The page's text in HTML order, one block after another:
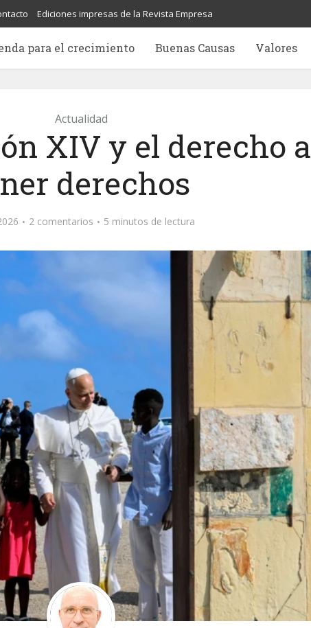
Ediciones impresas de la Revista Empresa
para el crecimiento Buenas Causas Valores
Actualidad
XIV y el derecho a
derechos
2 comentarios 5 minutos de lectura